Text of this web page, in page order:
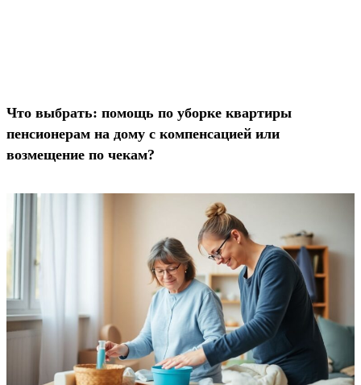
Что выбрать: помощь по уборке квартиры
пенсионерам на дому с компенсацией или
возмещение по чекам?